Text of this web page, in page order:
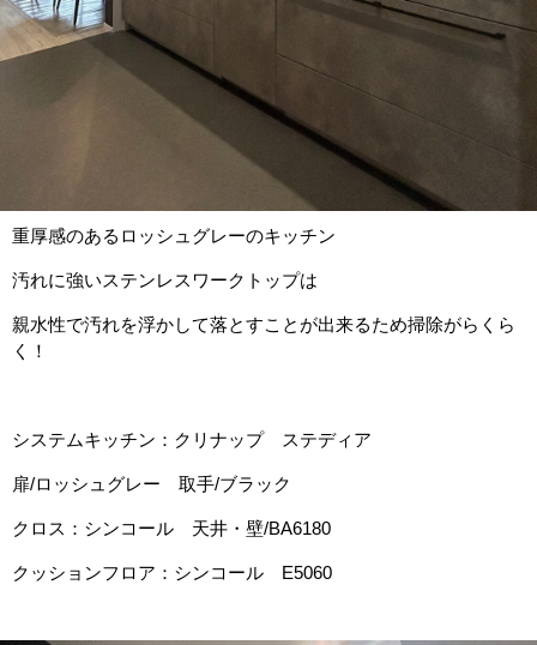
重厚感のあるロッシュグレーのキッチン
汚れに強いステンレスワークトップは
親水性で汚れを浮かして落とすことが出来るため掃除がらくら
く！
システムキッチン：クリナップ ステディア
扉/ロッシュグレー 取手/ブラック
クロス：シンコール 天井・壁/BA6180
クッションフロア：シンコール E5060